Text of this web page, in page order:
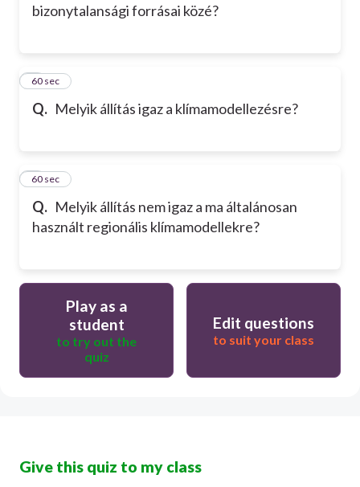
bizonytalansági forrásai közé?
Q. Melyik állítás igaz a klímamodellezésre?
460 sec
Q. Melyik állítás nem igaz a ma általánosan
használt regionális klímamodellekre?
560 sec
Play as a
student
to try out the
quiz
Edit questions
to suit your class
Give this quiz to my class